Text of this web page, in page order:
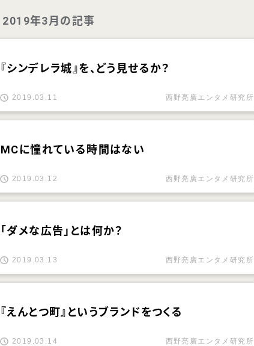
2019年3月の記事
『シンデレラ城』を、どう見せるか？
2019.03.11 西野亮廣エンタメ研究所
MCに憧れている時間はない
2019.03.12 西野亮廣エンタメ研究所
「ダメな広告」とは何か？
2019.03.13 西野亮廣エンタメ研究所
『えんとつ町』というブランドをつくる
2019.03.14 西野亮廣エンタメ研究所